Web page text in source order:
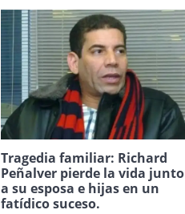
Tragedia familiar: Richard
Peñalver pierde la vida junto
a su esposa e hijas en un
fatídico suceso.